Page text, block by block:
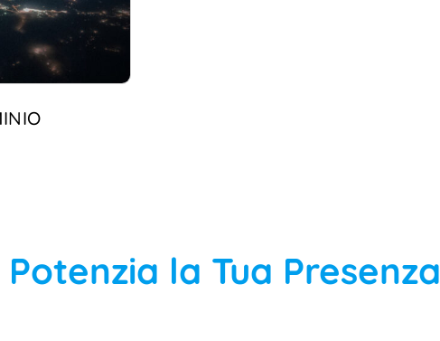
la Tua Presenza